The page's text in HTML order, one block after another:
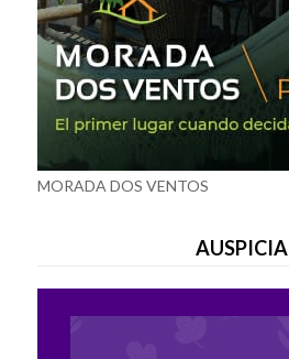
MORADA DOS VENTOS
AUSPICIA